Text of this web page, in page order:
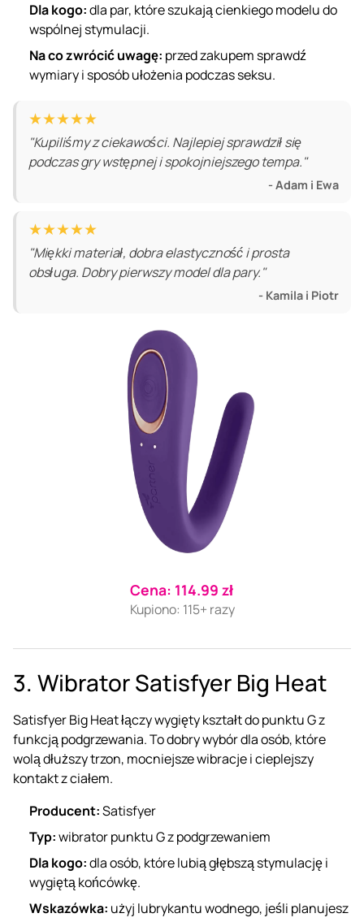
Dla kogo:dla par, które szukają cienkiego modelu do
wspólnej stymulacji.
Na co zwrócić uwagę: przed zakupem sprawdź
wymiary i sposób ułożenia podczas seksu.
★★★★★
"Kupiliśmy z ciekawości. Najlepiej sprawdził się
podczas gry wstępnej i spokojniejszego tempa."
- Adam i Ewa
★★★★★
"Miękki materiał, dobra elastyczność i prosta
obsługa. Dobry pierwszy model dla pary."
- Kamila i Piotr
Cena: 114.99 zł
Kupiono: 115+ razy
3. Wibrator Satisfyer Big Heat
Satisfyer Big Heat łączy wygięty kształt do punktu G z
funkcją podgrzewania. To dobry wybór dla osób, które
wolą dłuższy trzon, mocniejsze wibracje i cieplejszy
kontakt z ciałem.
Producent:Satisfyer
Typ:wibrator punktu Gz podgrzewaniem
Dla kogo:dla osób, które lubią głębszą stymulację i
wygiętą końcówkę.
Wskazówka: użyj lubrykantu wodnego, jeśli planujesz